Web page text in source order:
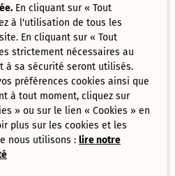
En cliquant sur « Tout
à l'utilisation de tous les
En cliquant sur « Tout
strictement nécessaires au
à sa sécurité seront utilisés.
préférences cookies ainsi que
à tout moment, cliquez sur
» ou sur le lien « Cookies » en
plus sur les cookies et les
nous utilisons :lire notre